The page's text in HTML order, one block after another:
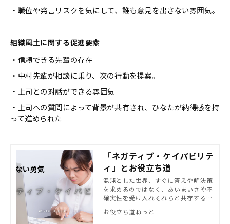
・職位や発言リスクを気にして、誰も意見を出さない雰囲気。
組織風土に関する促進要素
・信頼できる先輩の存在
・中村先輩が相談に乗り、次の行動を提案。
・上司との対話ができる雰囲気
・上司への質問によって背景が共有され、ひなたが納得感を持
って進められた
「ネガティブ・ケイパビリテ
ィ」とお役立ち道
混沌とした世界、すぐに答えや解決策
を求めるのではなく、あいまいさや不
確実性を受け入れそれらと共存する力
必要かも。
お役立ち道ねっと